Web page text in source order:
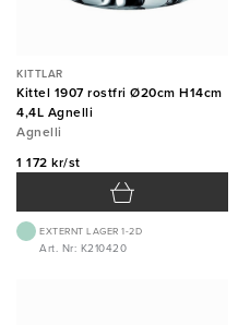
KITTLAR
Kittel 1907 rostfri Ø20cm H14cm
4,4L Agnelli
Agnelli
1 172 kr/st
EXTERNT LAGER 1-2D
Art. Nr: K210420